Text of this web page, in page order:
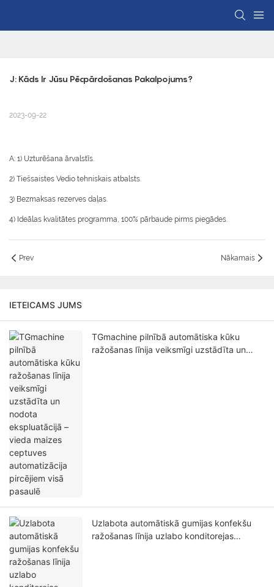
J: Kāds Ir Jūsu Pēcpārdošanas Pakalpojums?
2023-09-22
A: 1) Uzturēšana ārvalstīs.
2) Tiešsaistes Vedio tehniskais atbalsts.
3) Bezmaksas rezerves daļas.
4) Ideālas kvalitātes programma, 100% pārbaude pirms piegādes.
Prev Nākamais
IETEICAMS JUMS
TGmachine pilnībā automātiska kūku
ražošanas līnija veiksmīgi uzstādīta un
Uzlabota automātiskā gumijas konfekšu
ražošanas līnija uzlabo konditorejas